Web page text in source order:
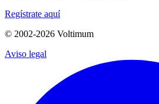
Regístrate aquí
© 2002-2026 Voltimum
Aviso legal